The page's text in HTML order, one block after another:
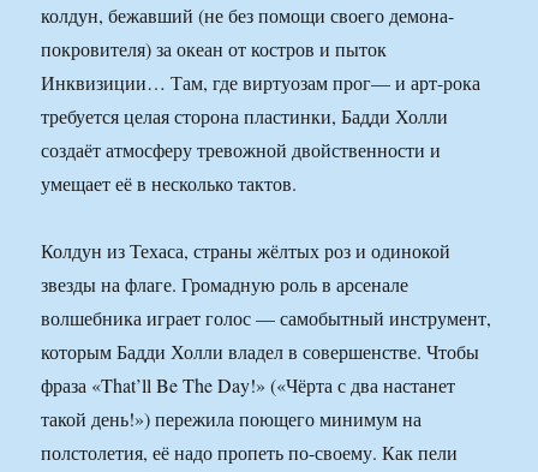
колдун, бежавший (не без помощи своего демона-
покровителя) за океан от костров и пыток
Инквизиции… Там, где виртуозам прог— и арт-рока
требуется целая сторона пластинки, Бадди Холли
создаёт атмосферу тревожной двойственности и
умещает её в несколько тактов.
Колдун из Техаса, страны жёлтых роз и одинокой
звезды на флаге. Громадную роль в арсенале
волшебника играет голос — самобытный инструмент,
которым Бадди Холли владел в совершенстве. Чтобы
фраза «That’ll Be The Day!» («Чёрта с два настанет
такой день!») пережила поющего минимум на
полстолетия, её надо пропеть по-своему. Как пели